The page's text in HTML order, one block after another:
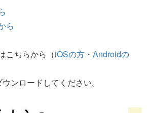
ら
こちらから（iOSの方 ・ Androidの
ンロードしてください。